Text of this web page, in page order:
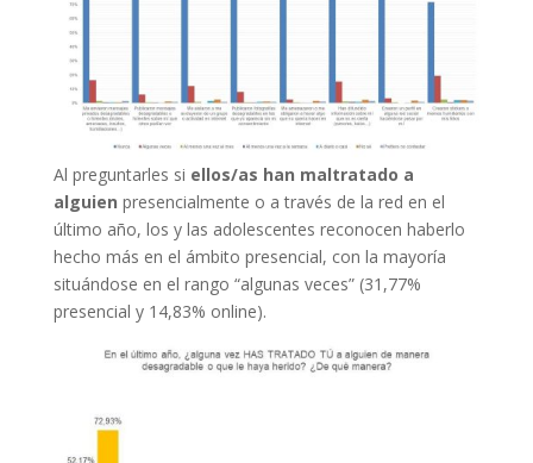
Al preguntarles si ellos/as han maltratado a
alguien presencialmente o a través de la red en el
último año, los y las adolescentes reconocen haberlo
hecho más en el ámbito presencial, con la mayoría
situándose en el rango “algunas veces” (31,77%
presencial y 14,83% online).